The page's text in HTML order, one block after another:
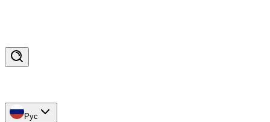
Рус